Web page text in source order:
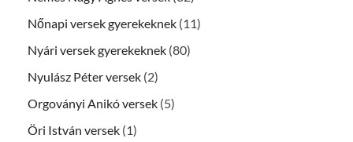
Nőnapi versek gyerekeknek (11)
Nyári versek gyerekeknek (80)
Nyulász Péter versek (2)
Orgoványi Anikó versek (5)
Öri István versek (1)